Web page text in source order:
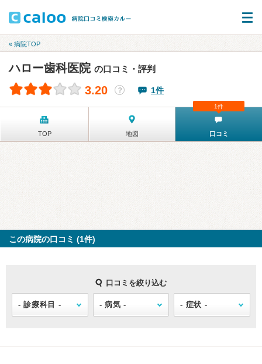
« 病院TOP
ハロー歯科医院 の口コミ・評判
3.20 ？ 1件
TOP 地図 口コミ
1件
この病院の口コミ (1件)
口コミを絞り込む